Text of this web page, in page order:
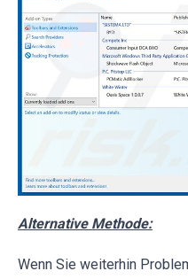
Alternative Methode:
Wenn Sie weiterhin